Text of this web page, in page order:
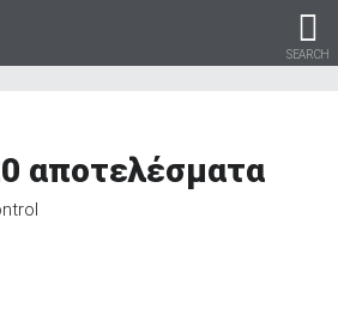
SEARCH
πάντα για το
αποτελέσματα